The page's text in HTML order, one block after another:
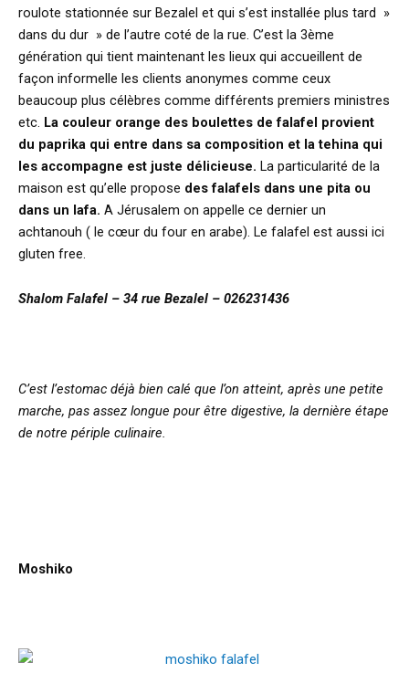
roulote stationnée sur Bezalel et qui s’est installée plus tard »
dans du dur » de l’autre coté de la rue. C’est la 3ème
génération qui tient maintenant les lieux qui accueillent de
façon informelle les clients anonymes comme ceux
beaucoup plus célèbres comme différents premiers ministres
etc. La couleur orange des boulettes de falafel provient
du paprika qui entre dans sa composition et la tehina qui
les accompagne est juste délicieuse. La particularité de la
maison est qu’elle propose des falafels dans une pita ou
dans un lafa. A Jérusalem on appelle ce dernier un
achtanouh ( le cœur du four en arabe). Le falafel est aussi ici
gluten free.
Shalom Falafel – 34 rue Bezalel – 026231436
C’est l’estomac déjà bien calé que l’on atteint, après une petite
marche, pas assez longue pour être digestive, la dernière étape
de notre périple culinaire.
Moshiko